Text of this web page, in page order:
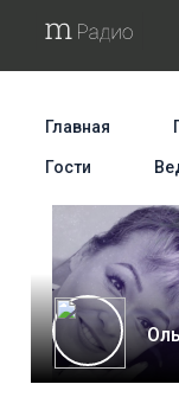
Главная
Гости